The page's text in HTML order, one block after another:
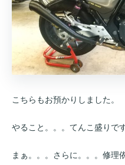
こちらもお預かりしました。
やること。。。てんこ盛りです
まぁ。。。さらに。。。修理